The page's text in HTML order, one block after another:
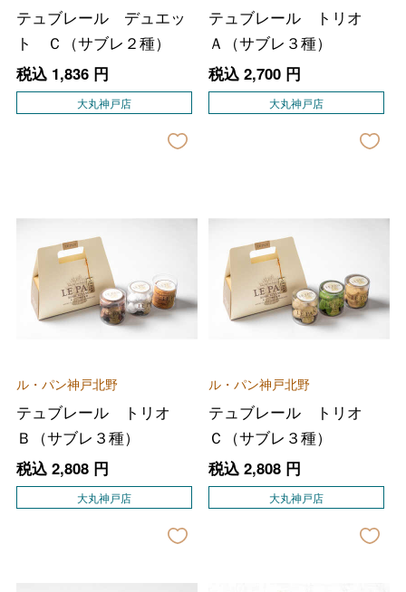
テュブレール デュエッ
ト Ｃ（サブレ２種）
税込 1,836円
大丸神戸店
テュブレール トリオ
Ａ（サブレ３種）
税込 2,700円
大丸神戸店
ル・パン神戸北野
テュブレール トリオ
Ｂ（サブレ３種）
税込 2,808円
大丸神戸店
ル・パン神戸北野
テュブレール トリオ
Ｃ（サブレ３種）
税込 2,808円
大丸神戸店